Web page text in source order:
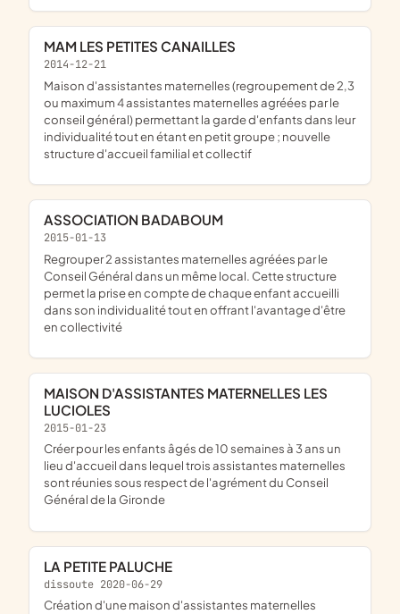
MAM LES PETITES CANAILLES
2014-12-21
maison d'assistantes maternelles (regroupement de 2,3
ou maximum 4 assistantes maternelles agréées par le
conseil général) permettant la garde d'enfants dans leur
individualité tout en étant en petit groupe ; nouvelle
structure d'accueil familial et collectif
ASSOCIATION BADABOUM
2015-01-13
regrouper 2 assistantes maternelles agréées par le
Conseil Général dans un même local. Cette structure
permet la prise en compte de chaque enfant accueilli
dans son individualité tout en offrant l'avantage d'être
en collectivité
MAISON D'ASSISTANTES MATERNELLES LES
LUCIOLES
2015-01-23
créer pour les enfants âgés de 10 semaines à 3 ans un
lieu d'accueil dans lequel trois assistantes maternelles
sont réunies sous respect de l'agrément du Conseil
Général de la Gironde
LA PETITE PALUCHE
dissoute 2020-06-29
création d'une maison d'assistantes maternelles